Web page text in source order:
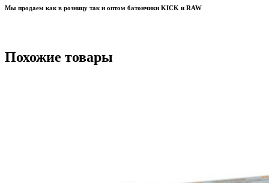
Мы продаем как в розницу так и оптом батончики KICK и RAW
Похожие товары